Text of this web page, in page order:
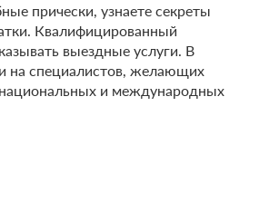
прически, узнаете секреты
Квалифицированный
выездные услуги. В
на специалистов, желающих
и международных